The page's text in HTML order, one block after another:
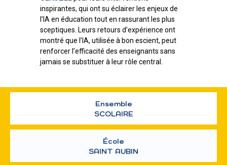
inspirantes, qui ont su éclairer les enjeux de
l’IA en éducation tout en rassurant les plus
sceptiques. Leurs retours d’expérience ont
montré que l’IA, utilisée à bon escient, peut
renforcer l’efficacité des enseignants sans
jamais se substituer à leur rôle central.
Ensemble
SCOLAIRE
École
SAINT AUBIN